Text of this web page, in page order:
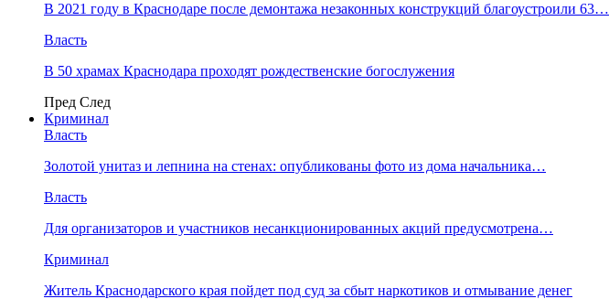
В 2021 году в Краснодаре после демонтажа незаконных конструкций благоустроили 63…
Власть
В 50 храмах Краснодара проходят рождественские богослужения
Пред След
Криминал
Власть
​Золотой унитаз и лепнина на стенах: опубликованы фото из дома начальника…
Власть
Для организаторов и участников несанкционированных акций предусмотрена…
Криминал
Житель Краснодарского края пойдет под суд за сбыт наркотиков и отмывание денег